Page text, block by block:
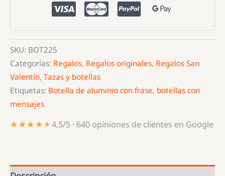
mataría
un
elefante
a
chancletazos
cantidad
SKU: BOT225
Categorías: Regalos, Regalos originales, Regalos San
Valentín, Tazas y botellas
Etiquetas: Botella de aluminio con frase, botellas con
mensajes
★★★★★
★★★★★4,5/5 · 640 opiniones de clientes en Google